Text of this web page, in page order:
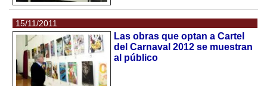
15/11/2011
Las obras que optan a Cartel
del Carnaval 2012 se muestran
al público